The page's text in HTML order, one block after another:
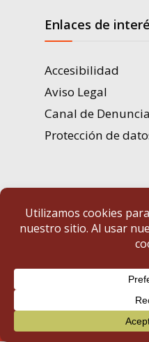
Enlaces de
Accesibilidad
Aviso Legal
Canal de
Protección de
Portal de